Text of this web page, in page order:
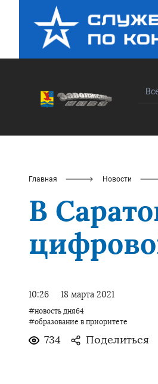
Главная Новости
В
10:26 18 марта 2021
#новость дня64
#образование в приоритете
734 Поделиться